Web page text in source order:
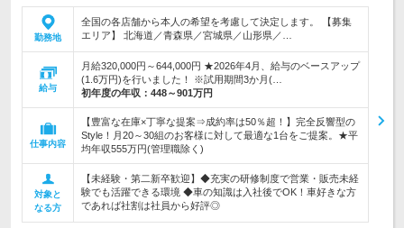
勤務地
全国の各店舗から本人の希望を考慮して決定します。 【募集
エリア】 北海道／青森県／宮城県／山形県／…
給与
月給320,000円～644,000円 ★2026年4月、給与のベースアップ
(1.6万円)を行いました！ ※試用期間3か月(…
初年度の年収： 448～901万円
仕事内容
【豊富な在庫×丁寧な提案⇒成約率は50％超！】完全反響型の
Style！月20～30組のお客様に対して最適な1台をご提案。★平
均年収555万円(管理職除く)
対象と
なる方
【未経験・第二新卒歓迎】◆充実の研修制度で営業・販売未経
験でも活躍できる環境 ◆車の知識は入社後でOK！車好きな方
であれば社割は社員から好評◎